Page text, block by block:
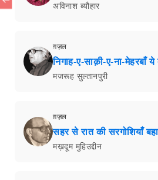
अविनाश ब्यौहार
ग़ज़ल
निगाह-ए-साक़ी-ए-ना-मेहरबाँ ये
मजरूह सुल्तानपुरी
ग़ज़ल
सहर से रात की सरगोशियाँ
मख़दूम मुहिउद्दीन